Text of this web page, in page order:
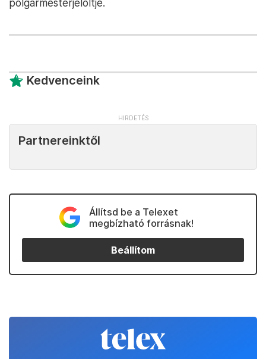
polgármesterjelöltje.
Kedvenceink
Partnereinktől
Állítsd be a Telexet
megbízható forrásnak!
Beállítom